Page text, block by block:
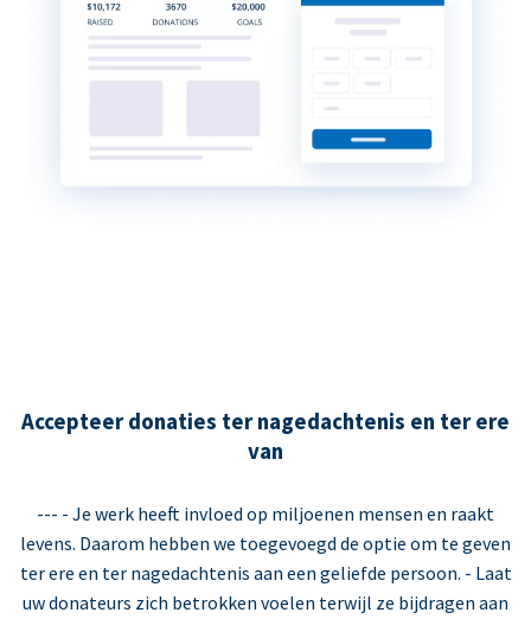
Accepteer donaties ter nagedachtenis en ter ere
van
--- - Je werk heeft invloed op miljoenen mensen en raakt
levens. Daarom hebben we toegevoegd de optie om te geven
ter ere en ter nagedachtenis aan een geliefde persoon. - Laat
uw donateurs zich betrokken voelen terwijl ze bijdragen aan